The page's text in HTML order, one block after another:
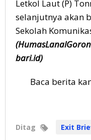
Letkol Laut (P)
selanjutnya akan
Sekolah
(
bari.id)
Baca berita
Ditag Exit